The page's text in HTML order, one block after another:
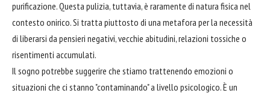
purificazione. Questa pulizia, tuttavia, è raramente di natura fisica nel
contesto onirico. Si tratta piuttosto di una metafora per la necessità
di liberarsi da pensieri negativi, vecchie abitudini, relazioni tossiche o
risentimenti accumulati.
Il sogno potrebbe suggerire che stiamo trattenendo emozioni o
situazioni che ci stanno "contaminando" a livello psicologico. È un